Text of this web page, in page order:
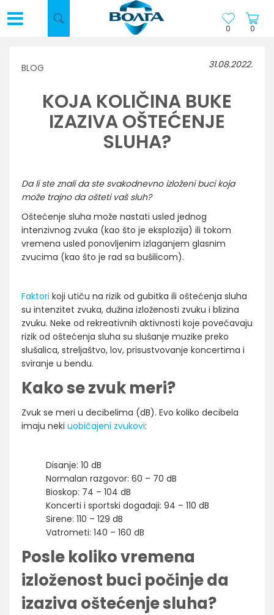
0
0
BLOG 31.08.2022.
KOJA KOLIČINA BUKE
IZAZIVA OŠTEĆENJE
SLUHA?
Da li ste znali da ste svakodnevno izloženi buci koja
može trajno da ošteti vaš sluh?
Oštećenje sluha može nastati usled jednog
intenzivnog zvuka (kao što je eksplozija) ili tokom
vremena usled ponovljenim izlaganjem glasnim
zvucima (kao što je rad sa bušilicom).
Faktori koji utiču na rizik od gubitka ili oštećenja sluha
su intenzitet zvuka, dužina izloženosti zvuku i blizina
zvuku. Neke od rekreativnih aktivnosti koje povećavaju
rizik od oštećenja sluha su slušanje muzike preko
slušalica, streljaštvo, lov, prisustvovanje koncertima i
sviranje u bendu.
Kako se zvuk meri?
Zvuk se meri u decibelima (dB). Evo koliko decibela
imaju neki uobičajeni zvukovi:
Disanje: 10 dB
Normalan razgovor: 60 – 70 dB
Bioskop: 74 – 104 dB
Koncerti i sportski događaji: 94 – 110 dB
Sirene: 110 – 129 dB
Vatrometi: 140 – 160 dB
Posle koliko vremena
izloženost buci počinje da
izaziva oštećenje sluha?